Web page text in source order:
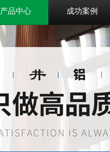
产品中心 成功案例